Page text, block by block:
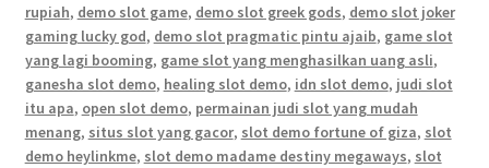
rupiah, demo slot game, demo slot greek gods, demo slot joker
gaming lucky god, demo slot pragmatic pintu ajaib, game slot
yang lagi booming, game slot yang menghasilkan uang asli,
ganesha slot demo, healing slot demo, idn slot demo, judi slot
itu apa, open slot demo, permainan judi slot yang mudah
menang, situs slot yang gacor, slot demo fortune of giza, slot
demo heylinkme, slot demo madame destiny megaways, slot